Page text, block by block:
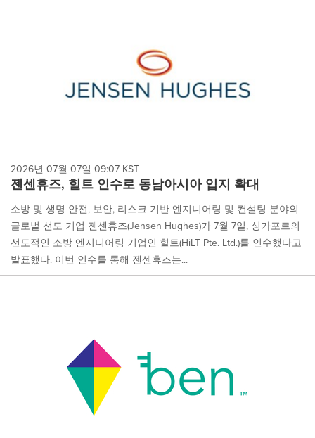
2026년 07월 07일 09:07 KST
젠센휴즈, 힐트 인수로 동남아시아 입지 확대
소방 및 생명 안전, 보안, 리스크 기반 엔지니어링 및 컨설팅 분야의
글로벌 선도 기업 젠센휴즈(Jensen Hughes)가 7월 7일, 싱가포르의
선도적인 소방 엔지니어링 기업인 힐트(HiLT Pte. Ltd.)를 인수했다고
발표했다. 이번 인수를 통해 젠센휴즈는...